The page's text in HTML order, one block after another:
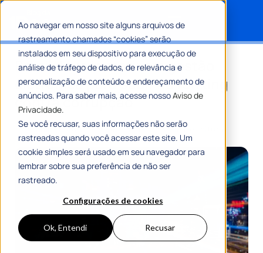
Ao navegar em nosso site alguns arquivos de
rastreamento chamados “cookies” serão
instalados em seu dispositivo para execução de
análise de tráfego de dados, de relevância e
personalização de conteúdo e endereçamento de
anúncios. Para saber mais, acesse nossoAviso de
Privacidade.
Se você recusar, suas informações não serão
rastreadas quando você acessar este site. Um
cookie simples será usado em seu navegador para
lembrar sobre sua preferência de não ser
rastreado.
Configurações de cookies
Ok, Entendi Recusar
Brasil deve investir em gestão
eletrônica para subir no ranking
contra corrupção
Por Camila Baron 10 Abril 2019 3 Min De Leitura